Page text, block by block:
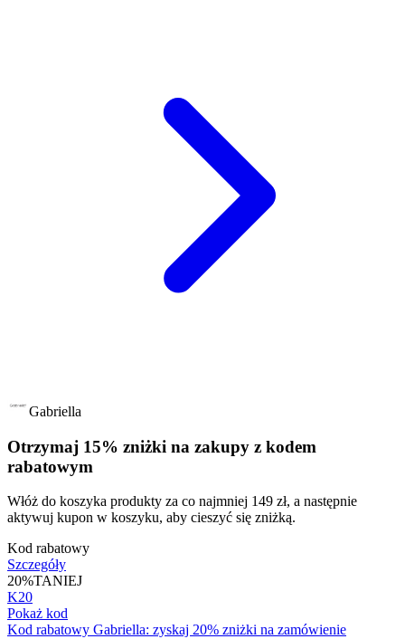
Gabriella
Otrzymaj 15% zniżki na zakupy z kodem
rabatowym
Włóż do koszyka produkty za co najmniej 149 zł, a następnie
aktywuj kupon w koszyku, aby cieszyć się zniżką.
Kod rabatowy
Szczegóły
20%TANIEJ
K20
Pokaż kod
Kod rabatowy Gabriella: zyskaj 20% zniżki na zamówienie